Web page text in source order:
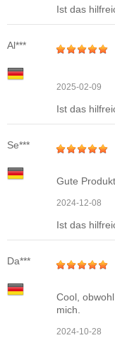
Ist das
Al***
2025-02-09
Ist das
Se***
Gute
2024-12-08
Ist das
Da***
Cool,
mich.
2024-10-28